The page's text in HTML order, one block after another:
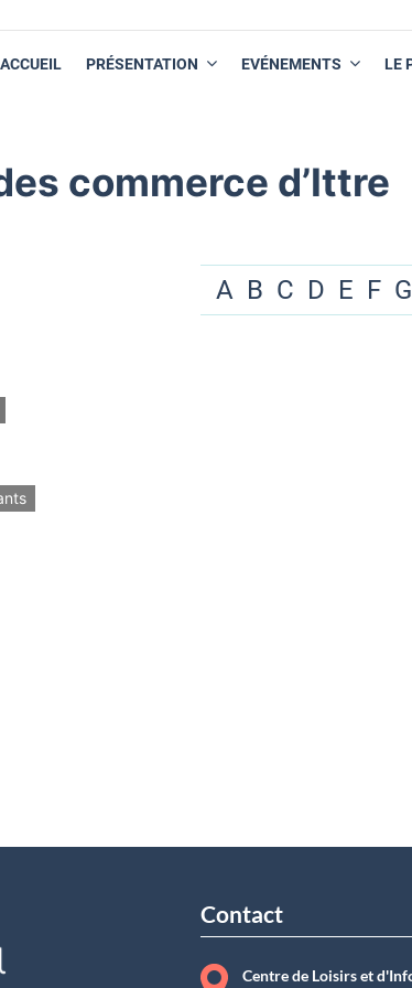
ACCUEIL PRÉSENTATION EVÉNEMENTS LE
commerce d’Ittre
A B C D E F G
Contact
Centre de Loisirs et